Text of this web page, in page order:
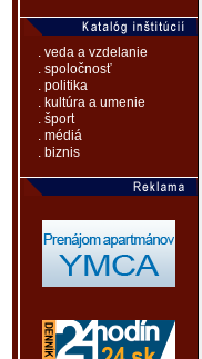
. veda a vzdelanie
. spoločnosť
. politika
. kultúra a umenie
. šport
. médiá
. biznis